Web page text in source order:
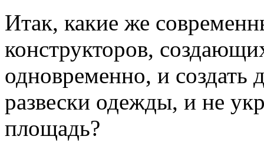
Итак, какие же
конструкторов,
одновременно, и создать
развески одежды, и не
площадь?